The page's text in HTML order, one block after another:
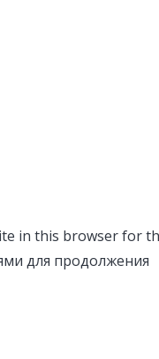
in this browser for
для продолжения